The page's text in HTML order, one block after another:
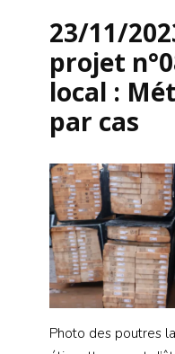
23/11/
projet
local :
par cas
Photo des poutres